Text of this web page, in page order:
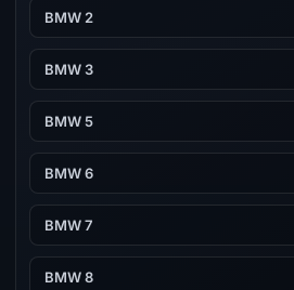
BMW 2
BMW 3
BMW 5
BMW 6
BMW 7
BMW 8